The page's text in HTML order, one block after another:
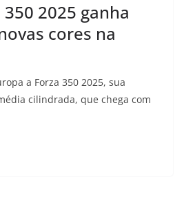
2025 ganha
cores na
a Forza 350 2025, sua
cilindrada, que chega com